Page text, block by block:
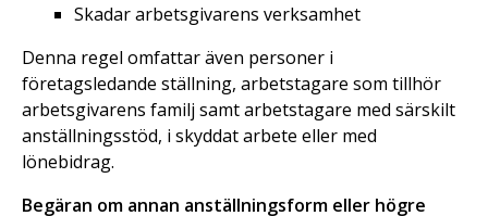
Skadar arbetsgivarens verksamhet
Denna regel omfattar även personer i
företagsledande ställning, arbetstagare som tillhör
arbetsgivarens familj samt arbetstagare med särskilt
anställningsstöd, i skyddat arbete eller med
lönebidrag.
Begäran om annan anställningsform eller högre